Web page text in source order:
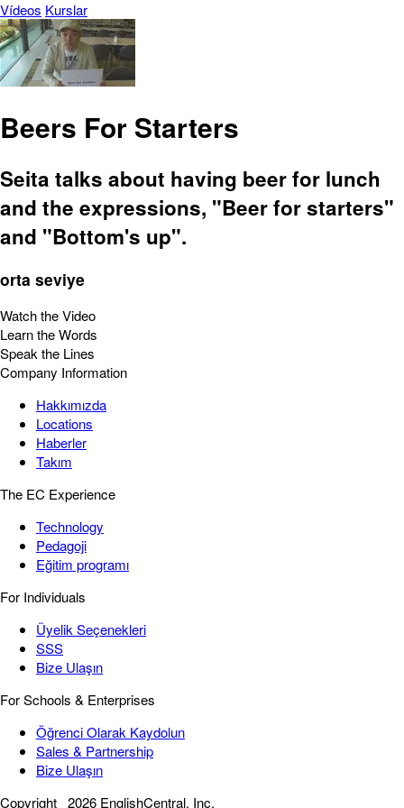
Vídeos Kurslar
Beers For Starters
Seita talks about having beer for lunch
and the expressions, "Beer for starters"
and "Bottom's up".
orta seviye
Watch the Video
Learn the Words
Speak the Lines
Company Information
Hakkımızda
Locations
Haberler
Takım
The EC Experience
Technology
Pedagoji
Eğitim programı
For Individuals
Üyelik Seçenekleri
SSS
Bize Ulaşın
For Schools & Enterprises
Öğrenci Olarak Kaydolun
Sales & Partnership
Bize Ulaşın
Copyright 2026 EnglishCentral, Inc.